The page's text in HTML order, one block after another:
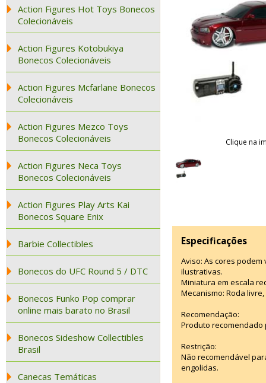
Action Figures Hot Toys Bonecos
Colecionáveis
Action Figures Kotobukiya
Bonecos Colecionáveis
Action Figures Mcfarlane Bonecos
Colecionáveis
Action Figures Mezco Toys
Bonecos Colecionáveis
Action Figures Neca Toys
Bonecos Colecionáveis
Action Figures Play Arts Kai
Bonecos Square Enix
Barbie Collectibles
Bonecos do UFC Round 5 / DTC
Bonecos Funko Pop comprar
online mais barato no Brasil
Bonecos Sideshow Collectibles
Brasil
Canecas Temáticas
Clique na
Especificações
Aviso: As cores
ilustrativas.
Miniatura em escala
Mecanismo: Roda
Recomendação:
Produto recomendado
Restrição:
Não recomendável
engolidas.